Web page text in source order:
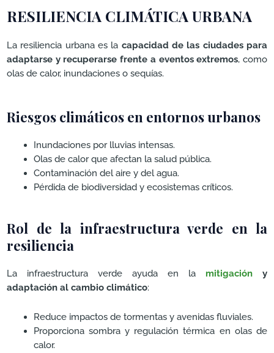
RESILIENCIA CLIMÁTICA URBANA
La resiliencia urbana es la capacidad de las ciudades para
adaptarse y recuperarse frente a eventos extremos, como
olas de calor, inundaciones o sequías.
Riesgos climáticos en entornos urbanos
Inundaciones por lluvias intensas.
Olas de calor que afectan la salud pública.
Contaminación del aire y del agua.
Pérdida de biodiversidad y ecosistemas críticos.
Rol de la infraestructura verde en la
resiliencia
La infraestructura verde ayuda en la mitigación y
adaptación al cambio climático:
Reduce impactos de tormentas y avenidas fluviales.
Proporciona sombra y regulación térmica en olas de
calor.